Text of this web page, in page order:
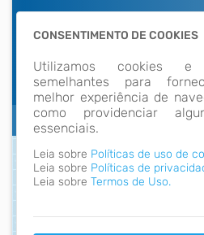
CONSENTIMENTO DE COOKIES
Utilizamos cookies e
semelhantes para
melhor experiência de
como providenciar
essenciais.
Leia sobre Políticas de uso de
Leia sobre Políticas de
Leia sobre Termos de Uso.